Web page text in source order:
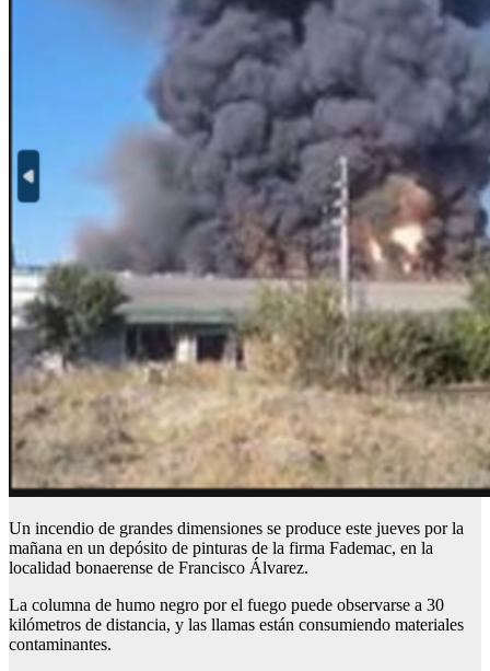
Un incendio de grandes dimensiones se produce este jueves por la
mañana en un depósito de pinturas de la firma Fademac, en la
localidad bonaerense de Francisco Álvarez.
La columna de humo negro por el fuego puede observarse a 30
kilómetros de distancia, y las llamas están consumiendo materiales
contaminantes.